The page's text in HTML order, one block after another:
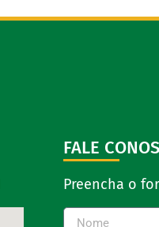
FALE
Preencha o